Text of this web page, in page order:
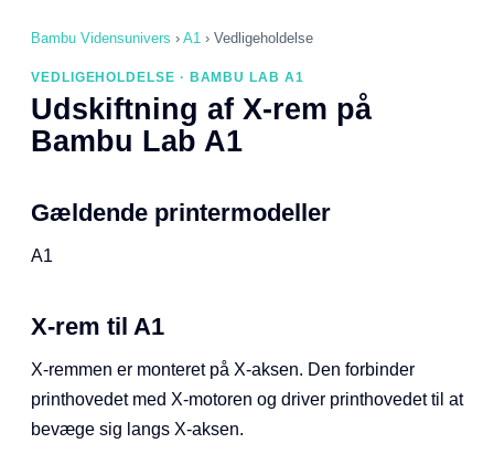
Bambu Vidensunivers › A1 › Vedligeholdelse
VEDLIGEHOLDELSE · BAMBU LAB A1
Udskiftning af X-rem på
Bambu Lab A1
Gældende printermodeller
A1
X-rem til A1
X-remmen er monteret på X-aksen. Den forbinder
printhovedet med X-motoren og driver printhovedet til at
bevæge sig langs X-aksen.